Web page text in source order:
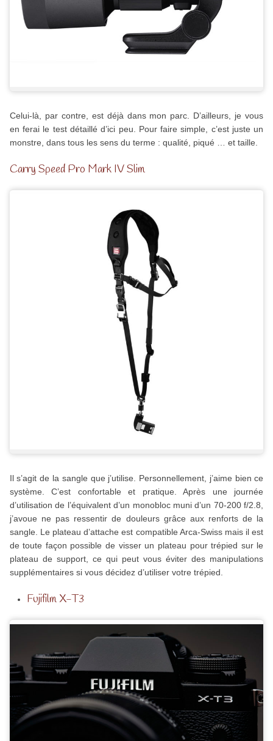
Celui-là, par contre, est déjà dans mon parc. D’ailleurs, je vous
en ferai le test détaillé d’ici peu. Pour faire simple, c’est juste un
monstre, dans tous les sens du terme : qualité, piqué … et taille.
Carry Speed Pro Mark IV Slim
Il s’agit de la sangle que j’utilise. Personnellement, j’aime bien ce
système. C’est confortable et pratique. Après une journée
d’utilisation de l’équivalent d’un monobloc muni d’un 70-200 f/2.8,
j’avoue ne pas ressentir de douleurs grâce aux renforts de la
sangle. Le plateau d’attache est compatible Arca-Swiss mais il est
de toute façon possible de visser un plateau pour trépied sur le
plateau de support, ce qui peut vous éviter des manipulations
supplémentaires si vous décidez d’utiliser votre trépied.
Fujifilm X-T3